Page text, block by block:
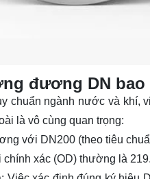
đương DN bao
chuẩn ngành nước và
là vô cùng quan trọng:
với DN200 (theo tiêu
xác (OD) thường là